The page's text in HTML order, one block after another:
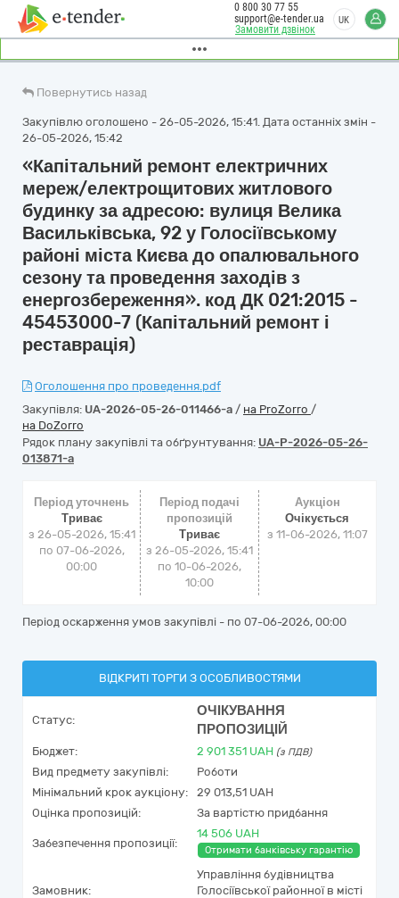
Замовити дзвінок
0 800 30 77 55
support@e-tender.ua
UK
Повернутись назад
Закупівлю оголошено - 26-05-2026, 15:41. Дата останніх змін -
26-05-2026, 15:42
«Капітальний ремонт електричних
мереж/електрощитових житлового
будинку за адресою: вулиця Велика
Васильківська, 92 у Голосіївському
районі міста Києва до опалювального
сезону та проведення заходів з
енергозбереження». код ДК 021:2015 -
45453000-7 (Капітальний ремонт і
реставрація)
Оголошення про проведення.pdf
Закупівля: UA-2026-05-26-011466-a / на ProZorro /
на DoZorro
Рядок плану закупівлі та обґрунтування: UA-P-2026-05-26-
013871-a
Період уточнень
Триває
з 26-05-2026, 15:41
по 07-06-2026,
00:00
Період подачі
пропозицій
Триває
з 26-05-2026, 15:41
по 10-06-2026,
10:00
Аукціон
Очікується
з 11-06-2026, 11:07
Період оскарження умов закупівлі - по 07-06-2026, 00:00
ВІДКРИТІ ТОРГИ З ОСОБЛИВОСТЯМИ
Статус:
ОЧІКУВАННЯ
ПРОПОЗИЦІЙ
Бюджет: 2 901 351 UAH (з ПДВ)
Вид предмету закупівлі:
Роботи
Мінімальний крок аукціону:
29 013,51 UAH
Оцінка пропозицій:
За вартістю придбання
Забезпечення пропозиції:
14 506 UAH
Отримати банківську гарантію
Замовник:
Управління будівництва
Голосіївської районної в місті